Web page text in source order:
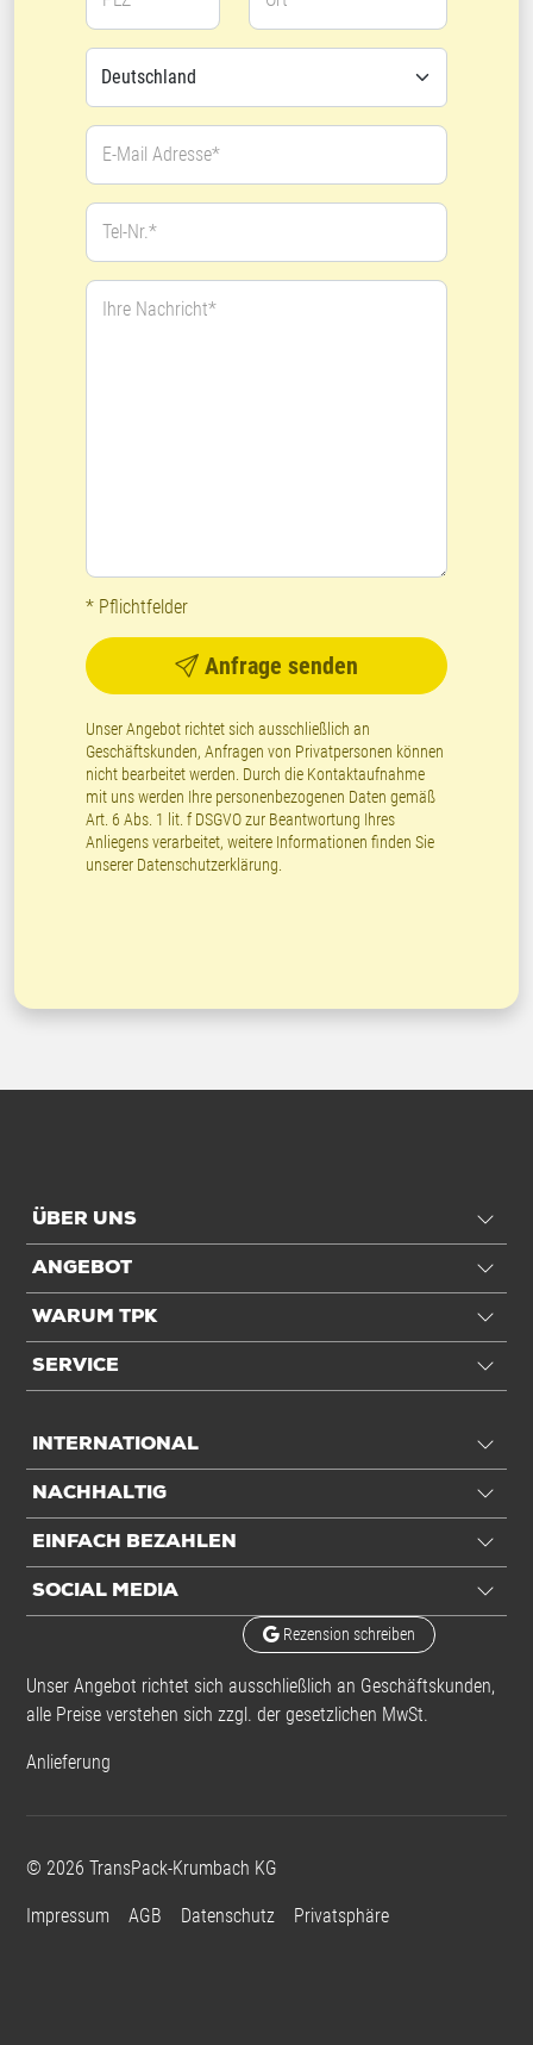
E-Mail Adresse*
Tel-Nr.*
Ihre Nachricht*
* Pflichtfelder
Anfrage senden
Unser Angebot richtet sich ausschließlich an
Geschäftskunden, Anfragen von Privatpersonen können
nicht bearbeitet werden. Durch die Kontaktaufnahme
mit uns werden Ihre personenbezogenen Daten gemäß
Art. 6 Abs. 1 lit. f DSGVO zur Beantwortung Ihres
Anliegens verarbeitet, weitere Informationen finden Sie
unserer Datenschutzerklärung
ÜBER UNS
ANGEBOT
WARUM TPK
SERVICE
INTERNATIONAL
NACHHALTIG
EINFACH BEZAHLEN
SOCIAL MEDIA
Rezension schreiben
Unser Angebot richtet sich ausschließlich an Geschäftskunden,
alle Preise verstehen sich zzgl. der gesetzlichen MwSt.
Anlieferung
© 2026 TransPack-Krumbach KG
Impressum AGB Datenschutz Privatsphäre